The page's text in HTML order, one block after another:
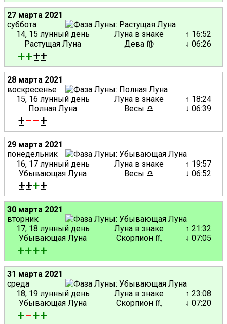
27 марта 2021
суббота
14, 15 лунный день
Растущая Луна
Луна в знаке
Дева ♍
↑ 16:52
↓ 06:26
++±±
28 марта 2021
воскресенье
15, 16 лунный день
Полная Луна
Луна в знаке
Весы ♎
↑ 18:24
↓ 06:39
±−−±
29 марта 2021
понедельник
16, 17 лунный день
Убывающая Луна
Луна в знаке
Весы ♎
↑ 19:57
↓ 06:52
±±+±
30 марта 2021
вторник
17, 18 лунный день
Убывающая Луна
Луна в знаке
Скорпион ♏
↑ 21:32
↓ 07:05
++++
31 марта 2021
среда
18, 19 лунный день
Убывающая Луна
Луна в знаке
Скорпион ♏
↑ 23:08
↓ 07:20
+−++